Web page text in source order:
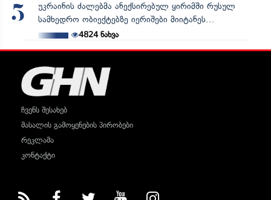
5
უკრაინის ძალებმა ანექსირებულ ყირიმში რუსულ
სამხედრო ობიექტებზე იერიშები მიიტანეს...
4824ნახვა
ჩვენს შესახებ
მასალის გამოყენების პირობები
რეკლამა
კონტაქტი